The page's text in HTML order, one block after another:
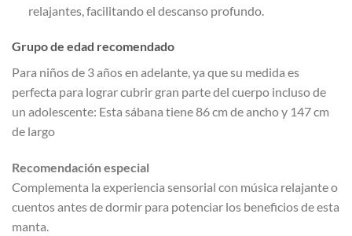
relajantes, facilitando el descanso profundo.
Grupo de edad recomendado
Para niños de 3 años en adelante, ya que su medida es
perfecta para lograr cubrir gran parte del cuerpo incluso de
un adolescente: Esta sábana tiene 86 cm de ancho y 147 cm
de largo
Recomendación especial
Complementa la experiencia sensorial con música relajante o
cuentos antes de dormir para potenciar los beneficios de esta
manta.